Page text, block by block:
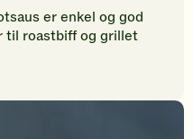
er enkel og god
til roastbiff og grillet